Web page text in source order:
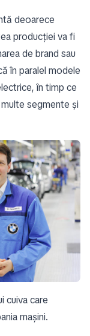
deoarece
producției va fi
de brand sau
în paralel modele
în timp ce
segmente și
cuiva care
mașini.